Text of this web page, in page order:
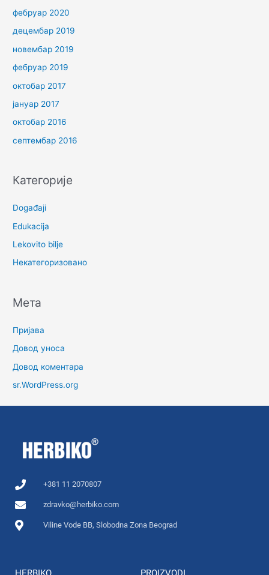
фебруар 2020
децембар 2019
новембар 2019
фебруар 2019
октобар 2017
јануар 2017
октобар 2016
септембар 2016
Категорије
Događaji
Edukacija
Lekovito bilje
Некатегоризовано
Мета
Пријава
Довод уноса
Довод коментара
sr.WordPress.org
+381 11 2070807
zdravko@herbiko.com
Viline Vode BB, Slobodna Zona Beograd